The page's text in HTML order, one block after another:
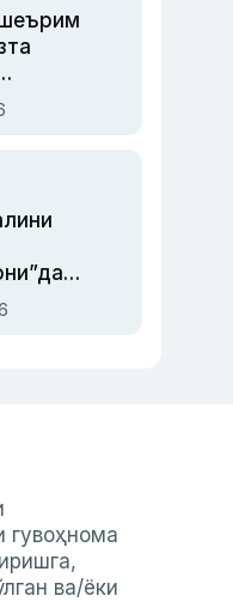
—
бош
гувоҳнома
ва/ёки